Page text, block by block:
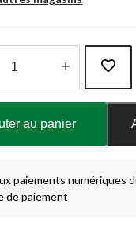
au panier
paiements numériques
de paiement